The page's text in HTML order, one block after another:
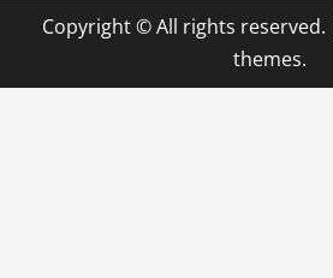
Copyright © All rights reserved.
themes.